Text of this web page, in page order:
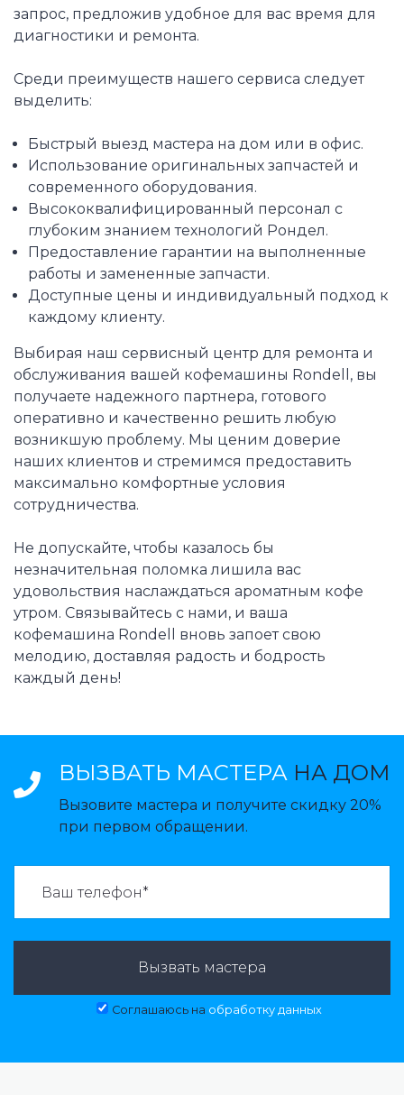
запрос, предложив удобное для вас время для
диагностики и ремонта.
Среди преимуществ нашего сервиса следует
выделить:
Быстрый выезд мастера на дом или в офис.
Использование оригинальных запчастей и
современного оборудования.
Высококвалифицированный персонал с
глубоким знанием технологий Рондел.
Предоставление гарантии на выполненные
работы и замененные запчасти.
Доступные цены и индивидуальный подход к
каждому клиенту.
Выбирая наш сервисный центр для ремонта и
обслуживания вашей кофемашины Rondell, вы
получаете надежного партнера, готового
оперативно и качественно решить любую
возникшую проблему. Мы ценим доверие
наших клиентов и стремимся предоставить
максимально комфортные условия
сотрудничества.
Не допускайте, чтобы казалось бы
незначительная поломка лишила вас
удовольствия наслаждаться ароматным кофе
утром. Связывайтесь с нами, и ваша
кофемашина Rondell вновь запоет свою
мелодию, доставляя радость и бодрость
каждый день!
ВЫЗВАТЬ МАСТЕРА НА ДОМ
Вызовите мастера и получите скидку 20%
при первом обращении.
Вызвать мастера
Соглашаюсь на обработку данных